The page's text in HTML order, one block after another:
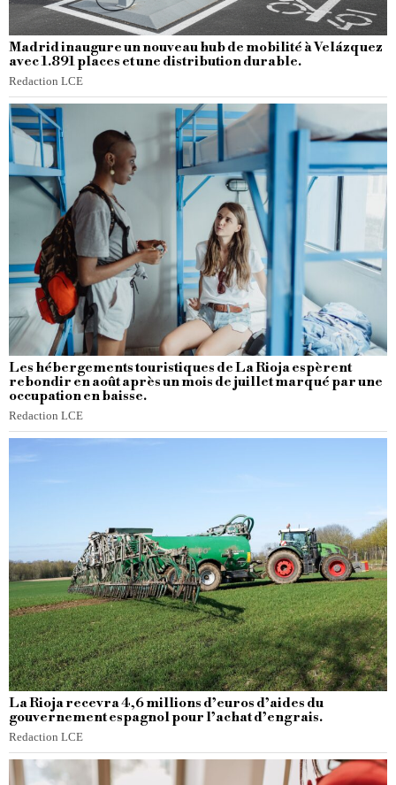
Madrid inaugure un nouveau hub de mobilité à Velázquez
avec 1.891 places et une distribution durable.
Redaction LCE
Les hébergements touristiques de La Rioja espèrent
rebondir en août après un mois de juillet marqué par une
occupation en baisse.
Redaction LCE
La Rioja recevra 4,6 millions d’euros d’aides du
gouvernement espagnol pour l’achat d’engrais.
Redaction LCE